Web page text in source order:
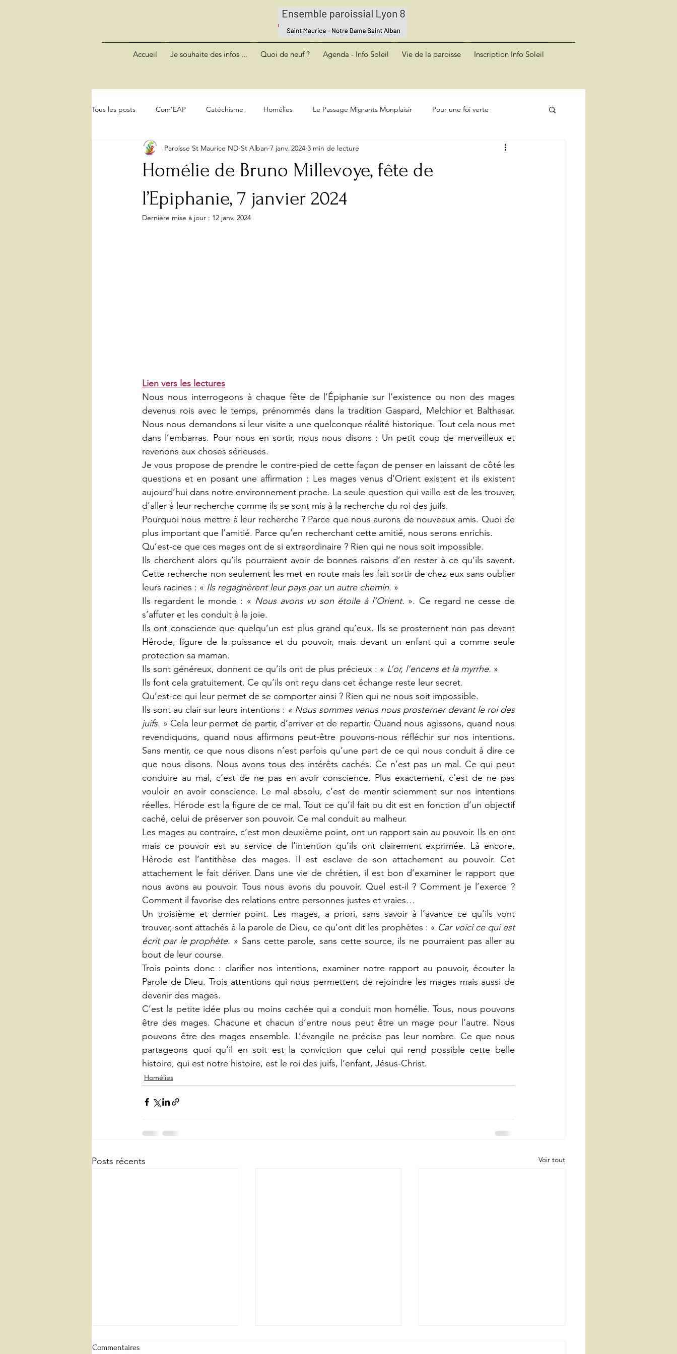
Accueil Je souhaite des infos ... Quoi de neuf ? Agenda - Info Soleil Vie de la paroisse Inscription Info Soleil
Tous les posts Com'EAP Catéchisme Homélies Le Passage Migrants Monplaisir Pour une foi verte
Homélie de Bruno Millevoye, fête de
l’Epiphanie, 7 janvier 2024
Paroisse St Maurice ND-St Alban 7 janv. 2024 3 min de lecture
Dernière mise à jour : 12 janv. 2024
Lien vers les lectures
Nous nous interrogeons à chaque fête de l’Épiphanie sur l’existence ou non des mages
devenus rois avec le temps, prénommés dans la tradition Gaspard, Melchior et Balthasar.
Nous nous demandons si leur visite a une quelconque réalité historique. Tout cela nous met
dans l’embarras. Pour nous en sortir, nous nous disons : Un petit coup de merveilleux et
revenons aux choses sérieuses.
Je vous propose de prendre le contre-pied de cette façon de penser en laissant de côté les
questions et en posant une affirmation : Les mages venus d’Orient existent et ils existent
aujourd’hui dans notre environnement proche. La seule question qui vaille est de les trouver,
d’aller à leur recherche comme ils se sont mis à la recherche du roi des juifs.
Pourquoi nous mettre à leur recherche ? Parce que nous aurons de nouveaux amis. Quoi de
plus important que l’amitié. Parce qu’en recherchant cette amitié, nous serons enrichis.
Qu’est-ce que ces mages ont de si extraordinaire ? Rien qui ne nous soit impossible.
Ils cherchent alors qu’ils pourraient avoir de bonnes raisons d’en rester à ce qu’ils savent.
Cette recherche non seulement les met en route mais les fait sortir de chez eux sans oublier
leurs racines : « Ils regagnèrent leur pays par un autre chemin. »
Ils regardent le monde : « Nous avons vu son étoile à l’Orient. ». Ce regard ne cesse de
s’affuter et les conduit à la joie.
Ils ont conscience que quelqu’un est plus grand qu’eux. Ils se prosternent non pas devant
Hérode, figure de la puissance et du pouvoir, mais devant un enfant qui a comme seule
protection sa maman.
Ils sont généreux, donnent ce qu’ils ont de plus précieux : « L’or, l’encens et la myrrhe. »
Ils font cela gratuitement. Ce qu’ils ont reçu dans cet échange reste leur secret.
Qu’est-ce qui leur permet de se comporter ainsi ? Rien qui ne nous soit impossible.
Ils sont au clair sur leurs intentions : « Nous sommes venus nous prosterner devant le roi des
juifs. » Cela leur permet de partir, d’arriver et de repartir. Quand nous agissons, quand nous
revendiquons, quand nous affirmons peut-être pouvons-nous réfléchir sur nos intentions.
Sans mentir, ce que nous disons n’est parfois qu’une part de ce qui nous conduit à dire ce
que nous disons. Nous avons tous des intérêts cachés. Ce n’est pas un mal. Ce qui peut
conduire au mal, c’est de ne pas en avoir conscience. Plus exactement, c’est de ne pas
vouloir en avoir conscience. Le mal absolu, c’est de mentir sciemment sur nos intentions
réelles. Hérode est la figure de ce mal. Tout ce qu’il fait ou dit est en fonction d’un objectif
caché, celui de préserver son pouvoir. Ce mal conduit au malheur.
Les mages au contraire, c’est mon deuxième point, ont un rapport sain au pouvoir. Ils en ont
mais ce pouvoir est au service de l’intention qu’ils ont clairement exprimée. Là encore,
Hérode est l’antithèse des mages. Il est esclave de son attachement au pouvoir. Cet
attachement le fait dériver. Dans une vie de chrétien, il est bon d’examiner le rapport que
nous avons au pouvoir. Tous nous avons du pouvoir. Quel est-il ? Comment je l’exerce ?
Comment il favorise des relations entre personnes justes et vraies…
Un troisième et dernier point. Les mages, a priori, sans savoir à l’avance ce qu’ils vont
trouver, sont attachés à la parole de Dieu, ce qu’ont dit les prophètes : « Car voici ce qui est
écrit par le prophète. » Sans cette parole, sans cette source, ils ne pourraient pas aller au
bout de leur course.
Trois points donc : clarifier nos intentions, examiner notre rapport au pouvoir, écouter la
Parole de Dieu. Trois attentions qui nous permettent de rejoindre les mages mais aussi de
devenir des mages.
C’est la petite idée plus ou moins cachée qui a conduit mon homélie. Tous, nous pouvons
être des mages. Chacune et chacun d’entre nous peut être un mage pour l’autre. Nous
pouvons être des mages ensemble. L’évangile ne précise pas leur nombre. Ce que nous
partageons quoi qu’il en soit est la conviction que celui qui rend possible cette belle
histoire, qui est notre histoire, est le roi des juifs, l’enfant, Jésus-Christ.
Homélies
Posts récents Voir tout
Commentaires